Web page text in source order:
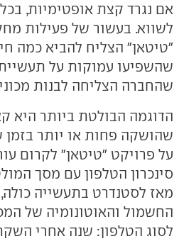
אם נגרד קצת אופטימיות,
לשווא. בעשור של פעילות
"טיטאן" הצליח להביא כמה
שהשפיעו עמוקות על
שהחברה הצליחה לבנות
הדוגמה הבולטת ביותר היא
שהושקה פחות או יותר
על פרויקט "טיטאן" לקרום
סינכרון הטלפון עם מסך
מאז לסטנדרט בתעשייה
החשמול והאוטונומיה של
לסוג הטלפון: שנה אחרי